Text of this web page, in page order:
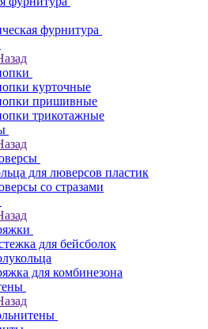
фурнитура
курточные
пришивные
трикотажные
для люверсов пластик
со стразами
для бейсболок
для комбинезона